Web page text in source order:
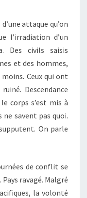
attaque qu’on
l’irradiation d’un
Des civils saisis
et des hommes,
Ceux qui ont
Descendance
corps s’est mis à
ne savent pas quoi.
On parle
de conflit se
ravagé. Malgré
la volonté